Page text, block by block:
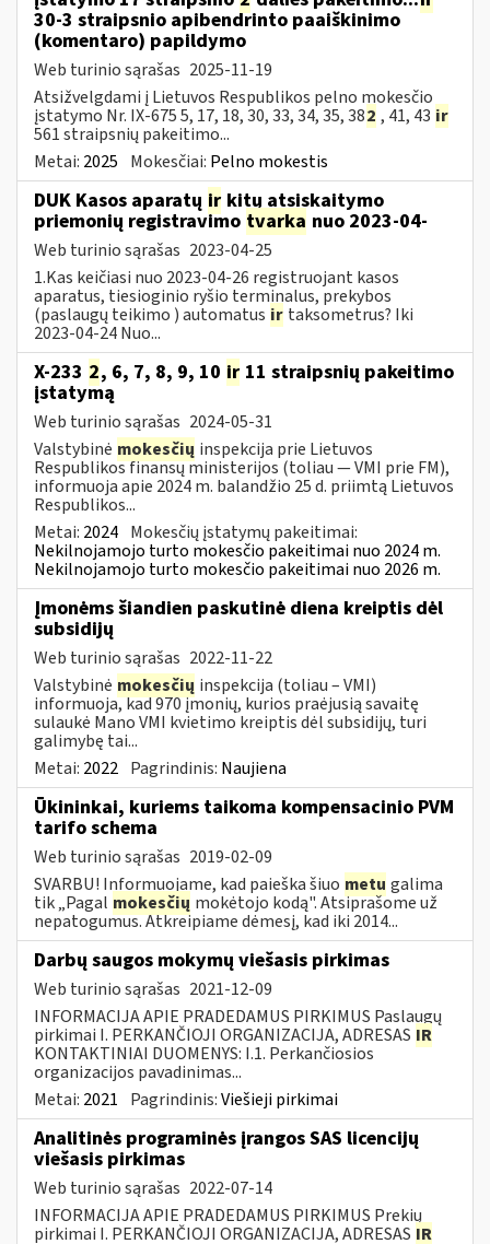
30-3 straipsnio apibendrinto paaiškinimo
(komentaro) papildymo
Web turinio sąrašas 2025-11-19
Atsižvelgdami į Lietuvos Respublikos pelno mokesčio
įstatymo Nr. IX-675 5, 17, 18, 30, 33, 34, 35, 382 , 41, 43 ir
561 straipsnių pakeitimo...
Metai: 2025 Mokesčiai: Pelno mokestis
DUK Kasos aparatų ir kitų atsiskaitymo
priemonių registravimo tvarka nuo 2023-04-
Web turinio sąrašas 2023-04-25
1.Kas keičiasi nuo 2023-04-26 registruojant kasos
aparatus, tiesioginio ryšio terminalus, prekybos
(paslaugų teikimo ) automatus ir taksometrus? Iki
2023-04-24 Nuo...
X-233 2, 6, 7, 8, 9, 10 ir 11 straipsnių pakeitimo
įstatymą
Web turinio sąrašas 2024-05-31
Valstybinė mokesčių inspekcija prie Lietuvos
Respublikos finansų ministerijos (toliau — VMI prie FM),
informuoja apie 2024 m. balandžio 25 d. priimtą Lietuvos
Respublikos...
Metai: 2024 Mokesčių įstatymų pakeitimai:
Nekilnojamojo turto mokesčio pakeitimai nuo 2024 m.
Nekilnojamojo turto mokesčio pakeitimai nuo 2026 m.
Įmonėms šiandien paskutinė diena kreiptis dėl
subsidijų
Web turinio sąrašas 2022-11-22
Valstybinė mokesčių inspekcija (toliau – VMI)
informuoja, kad 970 įmonių, kurios praėjusią savaitę
sulaukė Mano VMI kvietimo kreiptis dėl subsidijų, turi
galimybę tai...
Metai: 2022 Pagrindinis: Naujiena
Ūkininkai, kuriems taikoma kompensacinio PVM
tarifo schema
Web turinio sąrašas 2019-02-09
SVARBU! Informuojame, kad paieška šiuo metu galima
tik „Pagal mokesčių mokėtojo kodą". Atsiprašome už
nepatogumus. Atkreipiame dėmesį, kad iki 2014...
Darbų saugos mokymų viešasis pirkimas
Web turinio sąrašas 2021-12-09
INFORMACIJA APIE PRADEDAMUS PIRKIMUS Paslaugų
pirkimai I. PERKANČIOJI ORGANIZACIJA, ADRESAS IR
KONTAKTINIAI DUOMENYS: I.1. Perkančiosios
organizacijos pavadinimas...
Metai: 2021 Pagrindinis:Viešieji pirkimai
Analitinės programinės įrangos SAS licencijų
viešasis pirkimas
Web turinio sąrašas 2022-07-14
INFORMACIJA APIE PRADEDAMUS PIRKIMUS Prekių
pirkimai I. PERKANČIOJI ORGANIZACIJA, ADRESAS IR